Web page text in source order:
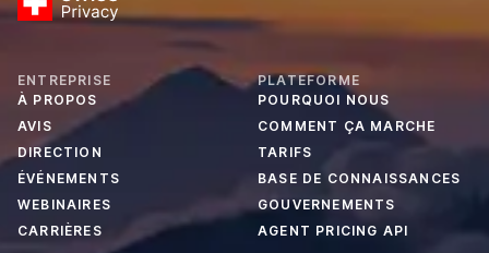
ENTREPRISE
À PROPOS
AVIS
DIRECTION
ÉVÉNEMENTS
WEBINAIRES
CARRIÈRES
PLATEFORME
POURQUOI NOUS
COMMENT ÇA MARCHE
TARIFS
BASE DE CONNAISSANCES
GOUVERNEMENTS
AGENT PRICING API